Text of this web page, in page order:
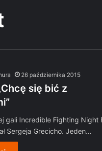
26 października 2015
się bić z
gali Incredible Fighting Night
Sergeja Grecicho. Jeden…